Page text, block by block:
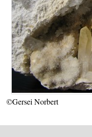
©Gersei Norbert